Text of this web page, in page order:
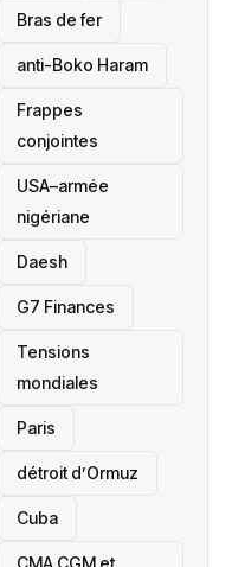
Bras de fer
anti-Boko Haram
Frappes
conjointes
USA–armée
nigériane
Daesh
‎G7 Finances
Tensions
mondiales
Paris
détroit d’Ormuz
‎Cuba
CMA CGM et